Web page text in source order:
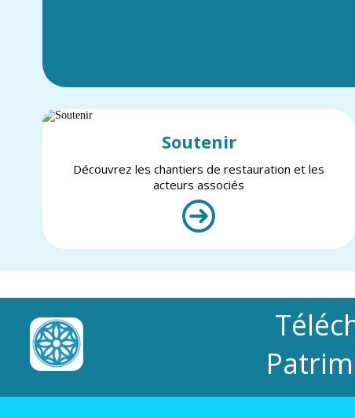
Soutenir
Découvrez les chantiers de restauration et les
acteurs associés